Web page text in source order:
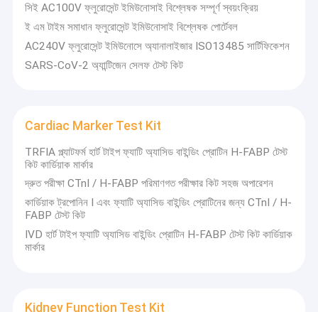
মান নিয়ন্ত্রণ
আমাদের সাথে যোগাযোগ করুন
সব ক্ষেত্রেই
অ্যান্টিজেন র‌্যাপিড টেস্ট কিট
কোলেস্টেরল টেস্ট কিট
ইউরিক এসিড টেস্ট কিট
ডায়াবেটিস টেস্ট কিট
সিই AC100V ফ্লুরোসেন্ট ইমিউনোসাই বিশ্লেষক সম্পূর্ণ স্বয়ংক্রিয়
ই এম টাইম সমাধান ফ্লুরোসেন্ট ইমিউনোসাই বিশ্লেষক পোর্টেবল
AC240V ফ্লুরোসেন্ট ইমিউনোসে অ্যানালাইজার ISO13485 সার্টিফিকেশন
SARS-CoV-2 অ্যান্টিজেন সেলফ টেস্ট কিট
Cardiac Marker Test Kit
TRFIA প্ল্যাটফর্ম হার্ট টাইপ ফ্যাটি অ্যাসিড বাইন্ডিং প্রোটিন H-FABP টেস্ট
কিট কার্ডিয়াক মার্কার
দ্রুত পরীক্ষা CTnI / H-FABP পরিমাণগত পরীক্ষার কিট সহজ অপারেশন
কার্ডিয়াক ট্রপোনিন I এবং ফ্যাটি অ্যাসিড বাইন্ডিং প্রোটিনের জন্য CTnI / H-
FABP টেস্ট কিট
IVD হার্ট টাইপ ফ্যাটি অ্যাসিড বাইন্ডিং প্রোটিন H-FABP টেস্ট কিট কার্ডিয়াক
মার্কার
Kidney Function Test Kit
ডায়াগনস্টিক পণ্যগুলি বিকাশের দিকে মনোনিবেশ করি।
এদিকে, লুমিজেনেক্স ঘরোয়া বুকে ব্যথা কেন্দ্রের কৌশলগত অংশীদার।আমাদের বিশ্বব্যাপী
কৌশলগত অংশীদারদের সাথে ঘনিষ্ঠভাবে সহযোগিতা করে, Lumigenex পরিমাণগত
POCT ক্ষেত্রে বিশ্বব্যাপী নেতা হয়ে উঠতে প্রতিশ্রুতিবদ্ধ।